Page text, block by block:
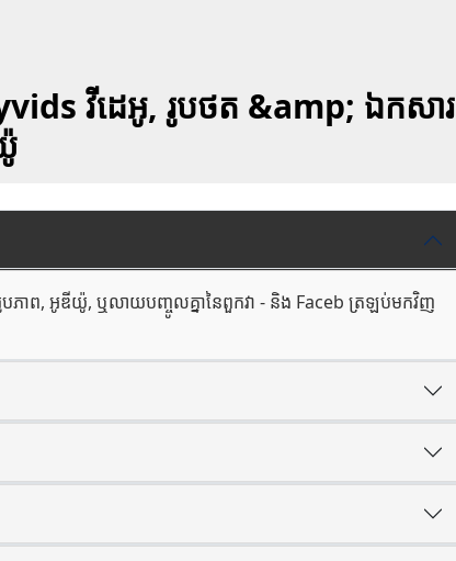
វីដេអូ, រូបថត &amp; ឯកសារ
ភាព, អូឌីយ៉ូ, ឬលាយបញ្ចូលគ្នានៃពួកវា - និង Faceb ត្រឡប់មកវិញ